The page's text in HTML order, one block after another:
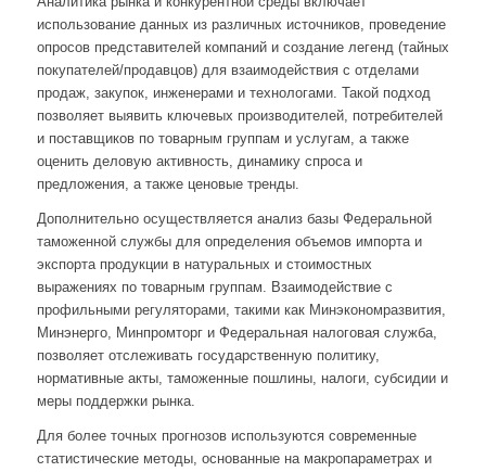
использование данных из различных источников, проведение
опросов представителей компаний и создание легенд (тайных
покупателей/продавцов) для взаимодействия с отделами
продаж, закупок, инженерами и технологами. Такой подход
позволяет выявить ключевых производителей, потребителей
и поставщиков по товарным группам и услугам, а также
оценить деловую активность, динамику спроса и
предложения, а также ценовые тренды.
Дополнительно осуществляется анализ базы Федеральной
таможенной службы для определения объемов импорта и
экспорта продукции в натуральных и стоимостных
выражениях по товарным группам. Взаимодействие с
профильными регуляторами, такими как Минэкономразвития,
Минэнерго, Минпромторг и Федеральная налоговая служба,
позволяет отслеживать государственную политику,
нормативные акты, таможенные пошлины, налоги, субсидии и
меры поддержки рынка.
Для более точных прогнозов используются современные
статистические методы, основанные на макропараметрах и